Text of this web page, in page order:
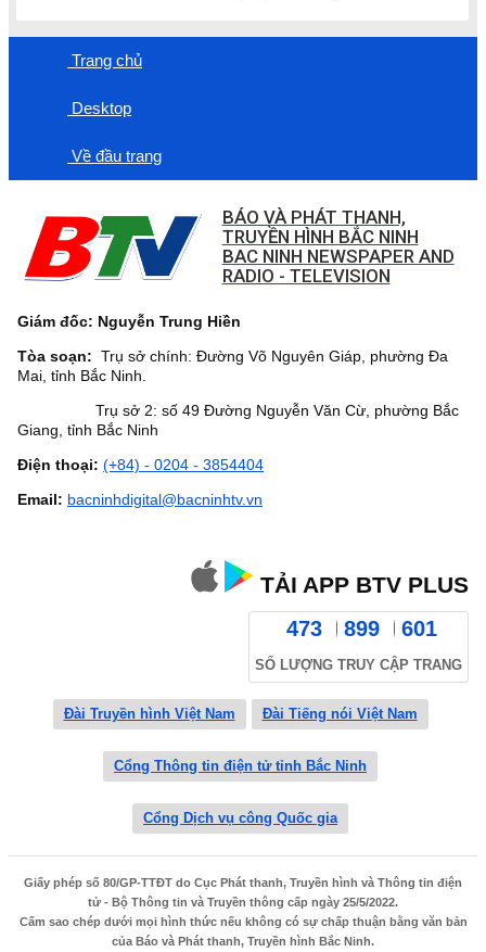
Trang chủ
Desktop
Về đầu trang
BÁO VÀ PHÁT THANH,
TRUYỀN HÌNH BẮC NINH
BAC NINH NEWSPAPER AND
RADIO - TELEVISION
Giám đốc: Nguyễn Trung Hiền
Tòa soạn: Trụ sở chính: Đường Võ Nguyên Giáp, phường Đa
Mai, tỉnh Bắc Ninh.
Trụ sở 2: số 49 Đường Nguyễn Văn Cừ, phường Bắc
Giang, tỉnh Bắc Ninh
Điện thoại: (+84) - 0204 - 3854404
Email: bacninhdigital@bacninhtv.vn
TẢI APP BTV PLUS
473 899 601
SỐ LƯỢNG TRUY CẬP TRANG
Đài Truyền hình Việt Nam Đài Tiếng nói Việt Nam
Cổng Thông tin điện tử tỉnh Bắc Ninh
Cổng Dịch vụ công Quốc gia
Giấy phép số 80/GP-TTĐT do Cục Phát thanh, Truyền hình và Thông tin điện
tử - Bộ Thông tin và Truyền thông cấp ngày 25/5/2022.
Cấm sao chép dưới mọi hình thức nếu không có sự chấp thuận bằng văn bản
của Báo và Phát thanh, Truyền hình Bắc Ninh.